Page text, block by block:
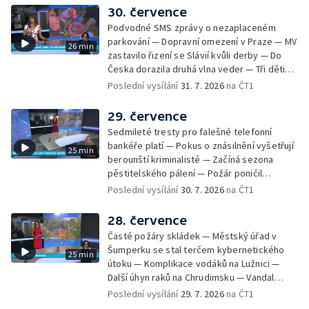
Nelegání hřbitov domácích mazlíčků — Státní
zastupitelství zrušilo trestní stíhání ženy z
Teplicka, kterou policie dříve obvinila z
týrání koček — Péče o seniory jako brigáda
— Po pádu stromů prověří alej odborníci —
Festival Hrady CZ poprvé na Hluboké
26 min
30. července
Podvodné SMS zprávy o nezaplaceném
parkování — Dopravní omezení v Praze — MV
zastavilo řizení se Slávií kvůli derby — Do
Česka dorazila druhá vlna veder — Tři děti
zůstali v rozpáleném autě — Problém s
mraženými potravinami v horku — Slavnostní
vyřazení absolventů Univerzity obrany —
Zájem o obytné vozy roste — Praha má
novou servisní loď — Vidická samoobslužná
prodejna si na provoz vydělá — U jezera
Most začíná festival Let It Roll — Vyvrcholil
bouřkový neboli jelení úplněk — Kanoistka
Poslední vysílání31. 7. 2026na ČT1
25 min
29. července
Sedmileté tresty pro falešné telefonní
bankéře platí — Pokus o znásilnění vyšetřují
berounští kriminalisté — Začíná sezona
pěstitelského pálení — Požár poničil
historickou vilu Marta v Písku — Končí Letní
odpad — Nedostatek vody na Hracholuskách
— Příprava nového plavebního stupně v
Děčíně — Biokoridor pro užovku stromovou
— Záchrana liblického vysílače — První
koncert Diany Ross v Česku — Výroba
obrněných vozidel CV90 — Biokoridor pod
vedením vysokého napětí
Poslední vysílání30. 7. 2026na ČT1
25 min
28. července
Časté požáry skládek — Městský úřad v
Šumperku se stal terčem kybernetického
útoku — Komplikace vodáků na Lužnici —
Další úhyn raků na Chrudimsku — Vandal
poškodil okna na Ještědu — Lvice Elza má
Poslední vysílání 29. 7. 2026na ČT1